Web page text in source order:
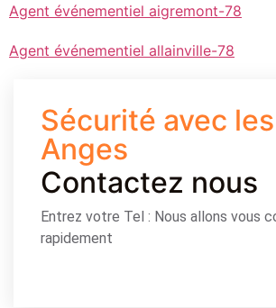
Agent événementiel aigremont-78
Agent événementiel allainville-78
Sécurité avec les
Anges
Contactez nous
Entrez votre Tel : Nous allons vous
rapidement